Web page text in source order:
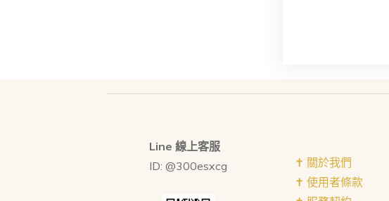
Line 線上客服
ID: @300esxcg
✝︎ 關於我們
✝︎ 使用者條款